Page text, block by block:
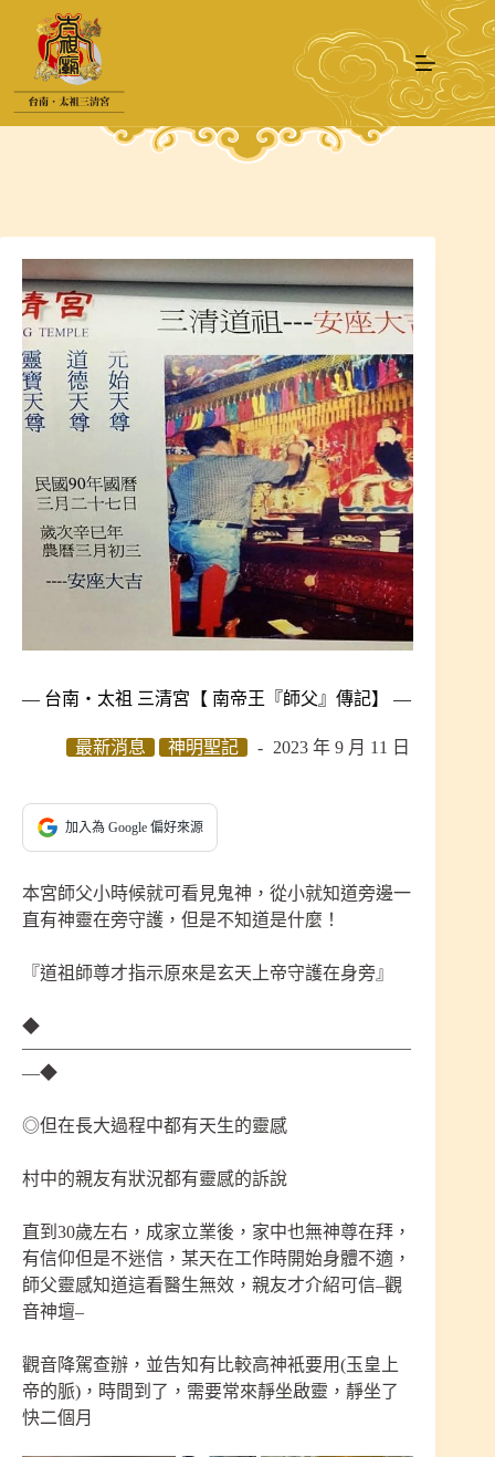
要
— 台南‧太祖 三清宮【 南帝王『師父』傳記】 —
最新消息 神明聖記 2023 年 9 月 11 日
加入為 Google 偏好來源
本宮師父小時候就可看見鬼神，從小就知道旁邊一
直有神靈在旁守護，但是不知道是什麼！
『道祖師尊才指示原來是玄天上帝守護在身旁』
◆
——————————————————————
—◆
◎但在長大過程中都有天生的靈感
村中的親友有狀況都有靈感的訴說
直到30歲左右，成家立業後，家中也無神尊在拜，
有信仰但是不迷信，某天在工作時開始身體不適，
師父靈感知道這看醫生無效，親友才介紹可信–觀
音神壇–
觀音降駕查辦，並告知有比較高神衹要用(玉皇上
帝的脈)，時間到了，需要常來靜坐啟靈，靜坐了
快二個月